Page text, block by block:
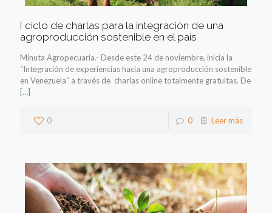
I ciclo de charlas para la integración de una
agroproducción sostenible en el país
Minuta Agropecuaria.- Desde este 24 de noviembre, inicia la
“Integración de experiencias hacia una agroproducción sostenible
en Venezuela” a través de charlas online totalmente gratuitas. De
[…]
0 0 Leer más